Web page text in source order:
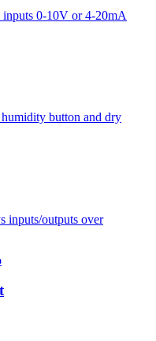
0-10V or 4-20mA
button and dry
inputs/outputs over